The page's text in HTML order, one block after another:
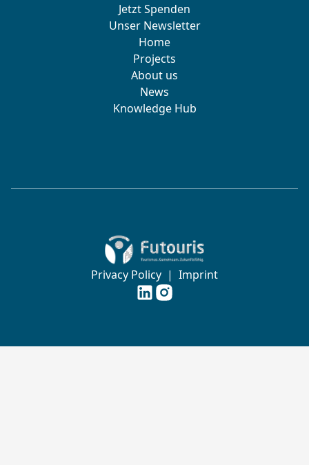
Jetzt Spenden
Unser Newsletter
Home
Projects
About us
News
Knowledge Hub
Zur Startseite von Futouris e.V.
Privacy Policy | Imprint